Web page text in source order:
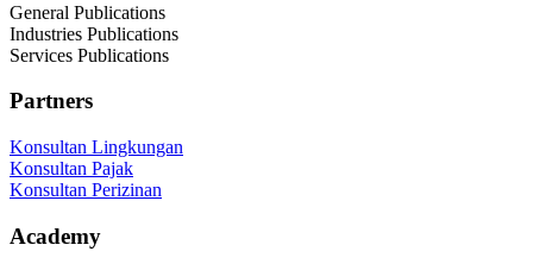
General Publications
Industries Publications
Services Publications
Partners
Konsultan Lingkungan
Konsultan Pajak
Konsultan Perizinan
Academy